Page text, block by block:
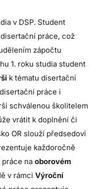
v DSP. Student
práce, což
zápočtu
1. roku studia student
k tématu disertační
práce i
schválenou školitelem
vrátit k doplnění či
OR slouží předsedovi
každoročně
na oborovém
v rámci Výroční